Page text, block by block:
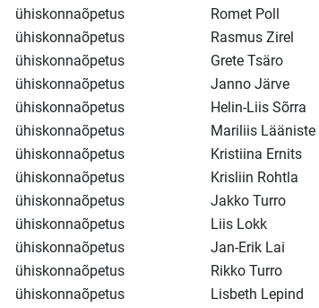
ühiskonnaõpetus
Romet Poll
ühiskonnaõpetus
Rasmus Zirel
ühiskonnaõpetus
Grete Tsäro
ühiskonnaõpetus
Janno Järve
ühiskonnaõpetus
Helin-Liis Sõrra
ühiskonnaõpetus
Mariliis Lääniste
ühiskonnaõpetus
Kristiina Ernits
ühiskonnaõpetus
Krisliin Rohtla
ühiskonnaõpetus
Jakko Turro
ühiskonnaõpetus
Liis Lokk
ühiskonnaõpetus
Jan-Erik Lai
ühiskonnaõpetus
Rikko Turro
ühiskonnaõpetus
Lisbeth Lepind